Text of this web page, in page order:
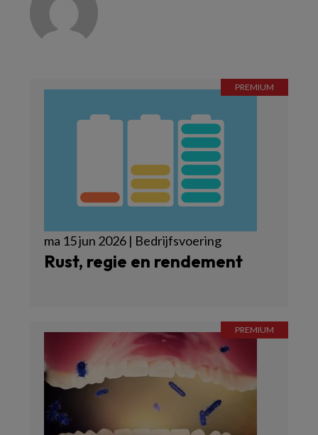
ma 15 jun 2026 | Bedrijfsvoering
Rust, regie en rendement